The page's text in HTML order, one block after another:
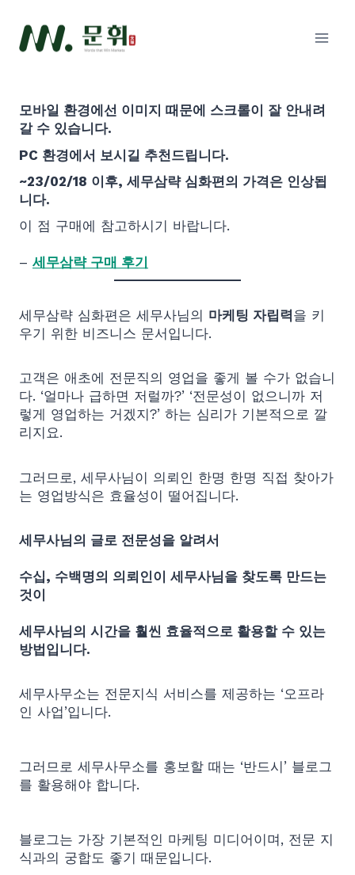
content
모바일 환경에선 이미지 때문에 스크롤이 잘 안내려
갈 수 있습니다.
PC 환경에서 보시길 추천드립니다.
~23/02/18 이후, 세무삼략 심화편의 가격은 인상됩
니다.
이 점 구매에 참고하시기 바랍니다.
– 세무삼략 구매 후기
세무삼략 심화편은 세무사님의 마케팅 자립력을 키
우기 위한 비즈니스 문서입니다.
고객은 애초에 전문직의 영업을 좋게 볼 수가 없습니
다. ‘얼마나 급하면 저럴까?’ ‘전문성이 없으니까 저
렇게 영업하는 거겠지?’ 하는 심리가 기본적으로 깔
리지요.
그러므로, 세무사님이 의뢰인 한명 한명 직접 찾아가
는 영업방식은 효율성이 떨어집니다.
세무사님의 글로 전문성을 알려서
수십, 수백명의 의뢰인이 세무사님을 찾도록 만드는
것이
세무사님의 시간을 훨씬 효율적으로 활용할 수 있는
방법입니다.
세무사무소는 전문지식 서비스를 제공하는 ‘오프라
인 사업’입니다.
그러므로 세무사무소를 홍보할 때는 ‘반드시’ 블로그
를 활용해야 합니다.
블로그는 가장 기본적인 마케팅 미디어이며, 전문 지
식과의 궁합도 좋기 때문입니다.